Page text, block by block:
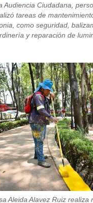
Audiencia Ciudadana,
tareas de
como seguridad,
y reparación de
Aleida Alavez Ruiz realiza